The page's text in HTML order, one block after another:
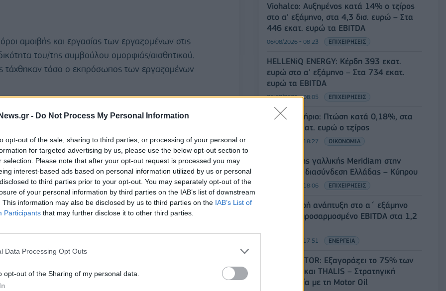
- Do Not Process My Personal Information
opt-out of the sale, sharing to third parties, or processing of your personal or
for targeted advertising by us, please use the below opt-out section to
selection. Please note that after your opt-out request is processed you may
interest-based ads based on personal information utilized by us or personal
to third parties prior to your opt-out. You may separately opt-out of the
of your personal information by third parties on the IAB’s list of downstream
This information may also be disclosed by us to third parties on the IAB’s List of
Participants that may further disclose it to other third parties.
Data Processing Opt Outs
opt-out of the Sharing of my personal data.
αμοιβής και εργασίας των εργαζομένων στις
του/της συμβούλου ομορφιάς/αισθητικού.
τάχθηκαν τόσο ο εκπρόσωπος των εργαζομένων
που αφορούν μεταξύ άλλων βασικούς μισθούς,
και ισχύουν για το σύνολο των
με την ειδικότητα του/της συμβούλου ομορφιάς/
Viohalco: Αυξημένος κατά 14% ο τζίρος
στο α' εξάμηνο, στα 4,3 δισ. ευρώ – Στα
446 εκατ. ευρώ τα EBITDA
06/08/2026 - 08:23 ΕΠΙΧΕΙΡΗΣΕΙΣ
HELLENiQ ENERGY: Κέρδη 393 εκατ.
ευρώ στο α' εξάμηνο – Στα 734 εκατ.
ευρώ τα EBITDA
06/08/2026 - 08:05 ΕΠΙΧΕΙΡΗΣΕΙΣ
Χρηματιστήριο: Πτώση κατά 0,18%, στα
315,71 εκατ. ευρώ ο τζίρος
05/08/2026 - 18:27 ΟΙΚΟΝΟΜΙΑ
Είσοδος της γαλλικής Meridiam στην
ηλεκτρική διασύνδεση Ελλάδας – Κύπρου
05/08/2026 - 18:06 ΕΠΙΧΕΙΡΗΣΕΙΣ
ΔΕΗ: Ισχυρή ανάπτυξη στο α΄ εξάμηνο
2026 με προσαρμοσμένο EBITDA στα 1,2
05/08/2026 - 17:51 ΕΝΕΡΓΕΙΑ
Όμιλος AKTOR: Εξαγοράζει το 75% των
ΗΛΕΚΤΩΡ και THALIS – Στρατηγική
συνεργασία με τη Motor Oil